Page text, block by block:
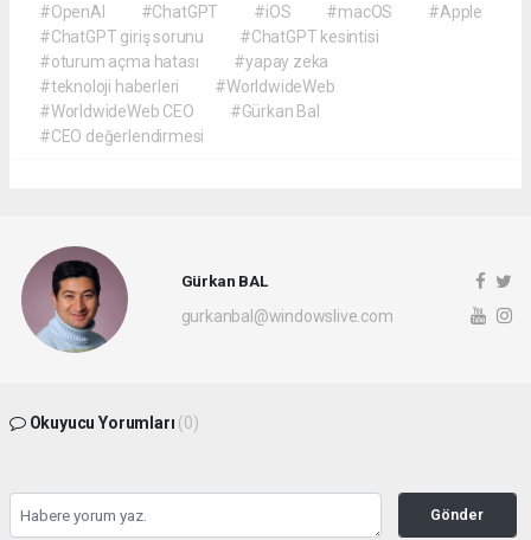
#OpenAI #ChatGPT #iOS #macOS
#Apple
#ChatGPT giriş sorunu
#ChatGPT kesintisi
#oturum açma hatası
#yapay zeka
#teknoloji haberleri
#WorldwideWeb
#WorldwideWeb CEO
#Gürkan Bal
#CEO değerlendirmesi
Gürkan BAL
gurkanbal@windowslive.com
Okuyucu Yorumları (0)
Gönder